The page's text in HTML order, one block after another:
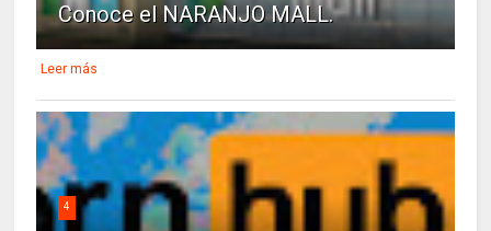
Conoce el NARANJO MALL.
Leer más
4